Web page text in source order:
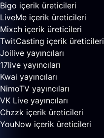
Bigo içerik üreticileri
LiveMe içerik üreticileri
Mixch içerik üreticileri
TwitCasting içerik üreticileri
Joilive yayıncıları
17live yayıncıları
Kwai yayıncıları
NimoTV yayıncıları
VK Live yayıncıları
Chzzk içerik üreticileri
YouNow içerik üreticileri